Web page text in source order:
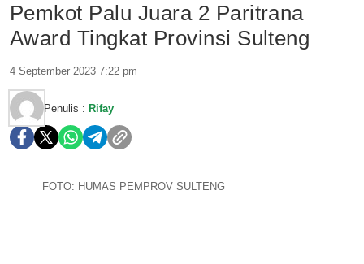
Pemkot Palu Juara 2 Paritrana
Award Tingkat Provinsi Sulteng
4 September 2023 7:22 pm
Penulis : Rifay
FOTO: HUMAS PEMPROV SULTENG